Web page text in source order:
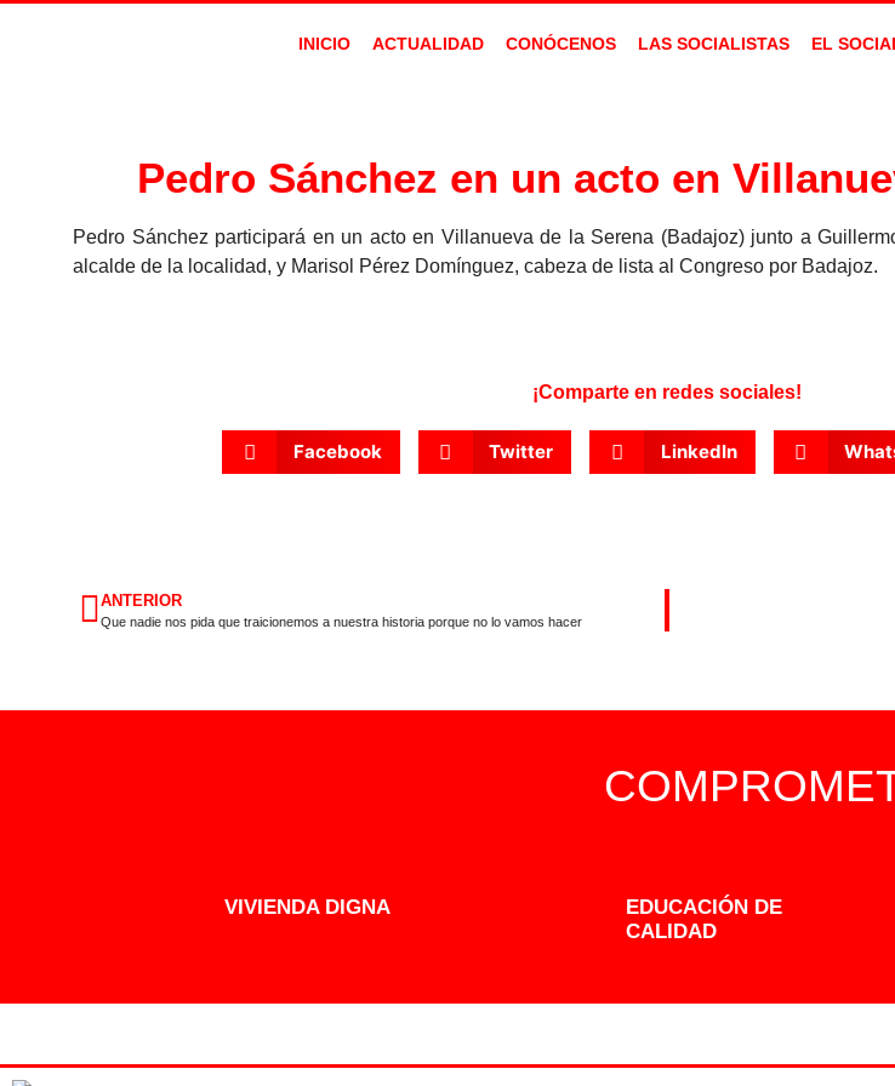
INICIO ACTUALIDAD CONÓCENOS LAS SOCIALISTAS EL
Pedro Sánchez en un acto en
Pedro Sánchez participará en un acto en Villanueva de la Serena (Badajoz) junto a
alcalde de la localidad, y Marisol Pérez Domínguez, cabeza de lista al Congreso por Badajoz.
¡Comparte en redes sociales!
Facebook Twitter LinkedIn
ANTERIOR
Que nadie nos pida que traicionemos a nuestra historia porque no lo vamos hacer
VIVIENDA DIGNA
EDUCACIÓN DE
CALIDAD